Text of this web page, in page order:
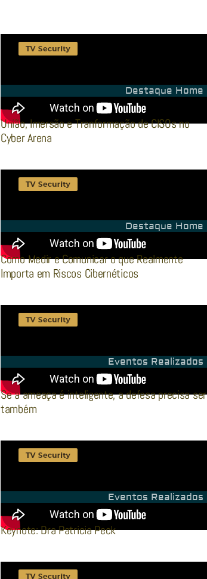
Destaque Home
União, Imersão e Tranformação de CISOs no
Cyber Arena
Destaque Home
Como Medir e Comunicar o que Realmente
Importa em Riscos Cibernéticos
Eventos Realizados
Se a ameaça é inteligente, a defesa precisa ser
também
Eventos Realizados
Keynote: Dra Patricia Peck